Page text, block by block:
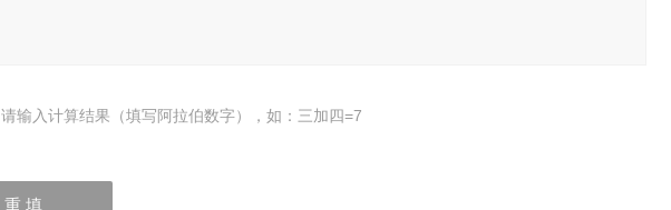
请输入计算结果（填写阿拉伯数字），如：三加四=7